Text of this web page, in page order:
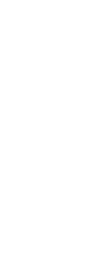
como ya ha